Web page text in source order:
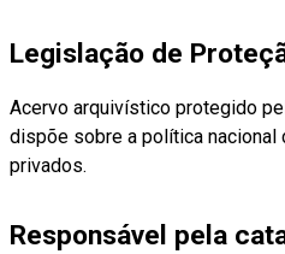
Legislação de
Acervo arquivístico protegido
dispõe sobre a política
privados.
Responsável pela